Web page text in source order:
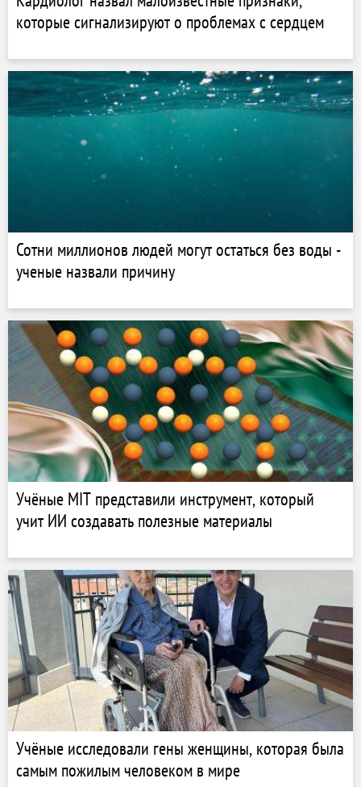
которые сигнализируют о проблемах с сердцем
Сотни миллионов людей могут остаться без воды -
ученые назвали причину
Учёные MIT представили инструмент, который
учит ИИ создавать полезные материалы
Учёные исследовали гены женщины, которая была
самым пожилым человеком в мире